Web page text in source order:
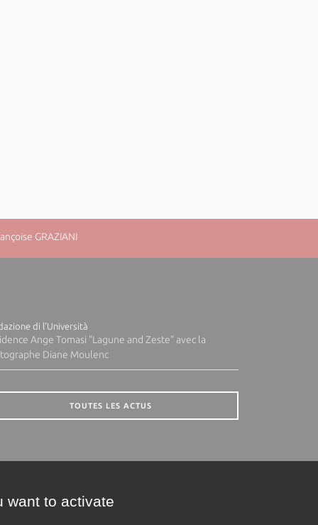
GRAZIANI
di l'Università
Ange Tomasi "Lagune and Zeste" avec la
Diane Moulenc
TOUTES LES ACTUS
want to activate